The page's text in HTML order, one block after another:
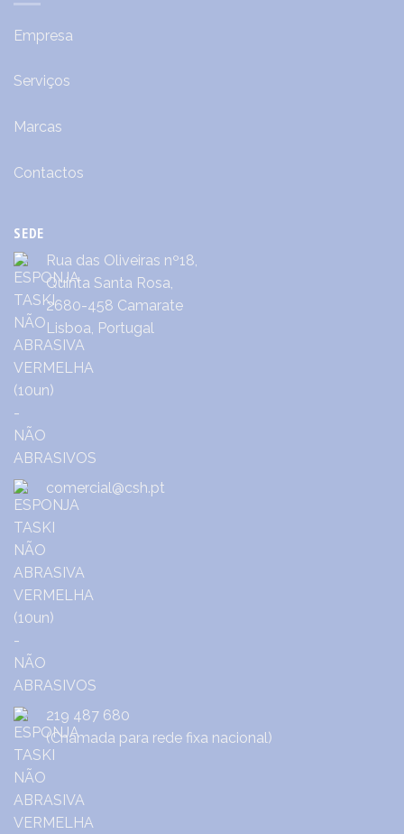
Empresa
Serviços
Marcas
Contactos
SEDE
Rua das Oliveiras nº18,
Quinta Santa Rosa,
2680-458 Camarate
Lisboa, Portugal
comercial@csh.pt
219 487 680
(Chamada para rede fixa nacional)